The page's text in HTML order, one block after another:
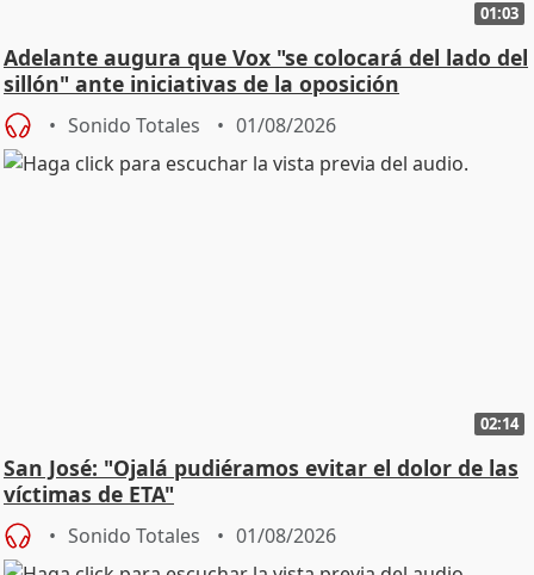
01:03
Adelante augura que Vox "se colocará del lado del
sillón" ante iniciativas de la oposición
Sonido Totales 01/08/2026
02:14
San José: "Ojalá pudiéramos evitar el dolor de las
víctimas de ETA"
Sonido Totales 01/08/2026